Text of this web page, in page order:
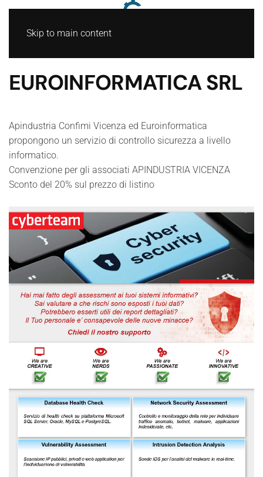
Skip to main content
EUROINFORMATICA SRL
Apindustria Confimi Vicenza ed Euroinformatica
propongono un servizio di controllo sicurezza a livello
informatico.
Convenzione per gli associati APINDUSTRIA VICENZA
Sconto del 20% sul prezzo di listino